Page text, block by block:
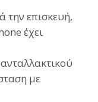
την επισκευή,
έχει
με